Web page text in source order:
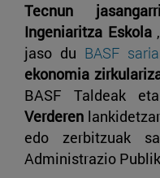
Tecnun
Ingeniaritza Eskola,
jaso du BASF
ekonomia
BASF Taldeak
Verderen
edo zerbitzuak
Administrazio